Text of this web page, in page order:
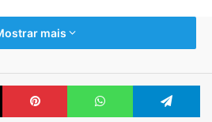
a vida cotidiana da mulher atual
a mulher saiu a campo, trabalha
que não abrem mão, como
mais
X Pinterest WhatsApp